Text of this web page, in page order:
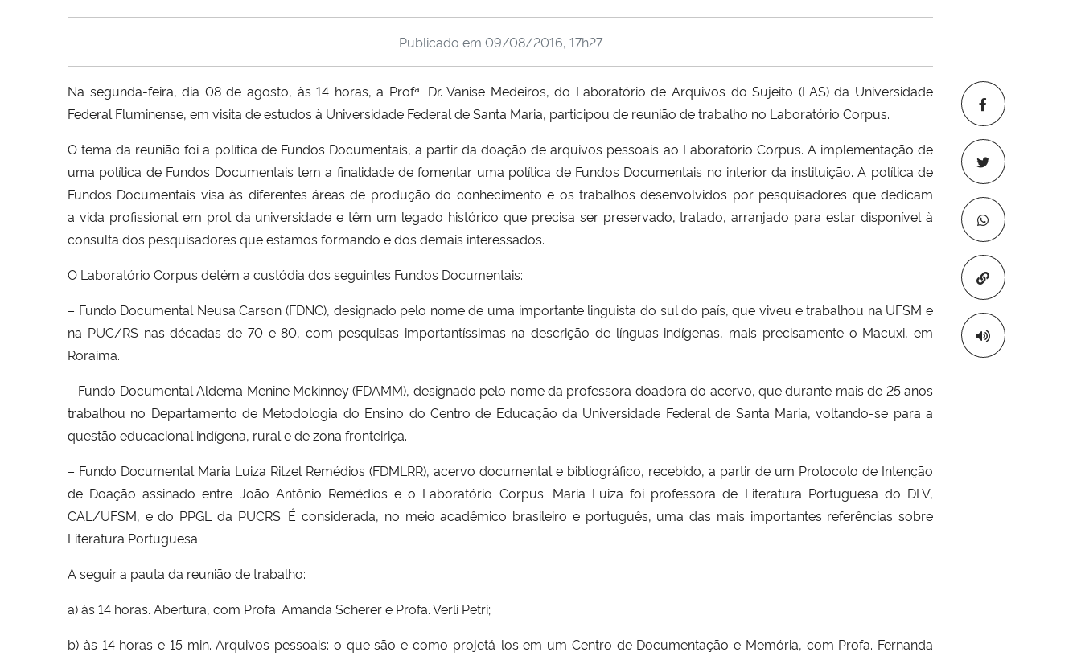
Copiar para
Publicado em 09/08/2016, 17h27
Na segunda-feira, dia 08 de agosto, às 14 horas, a Profª. Dr. Vanise Medeiros, do Laboratório de Arquivos do Sujeito (LAS) da Universidade
Federal Fluminense, em visita de estudos à Universidade Federal de Santa Maria, participou de reunião de trabalho no Laboratório Corpus.
O tema da reunião foi a política de Fundos Documentais, a partir da doação de arquivos pessoais ao Laboratório Corpus. A implementação de
uma política de Fundos Documentais tem a finalidade de fomentar uma política de Fundos Documentais no interior da instituição. A política de
Fundos Documentais visa às diferentes áreas de produção do conhecimento e os trabalhos desenvolvidos por pesquisadores que dedicam
a vida profissional em prol da universidade e têm um legado histórico que precisa ser preservado, tratado, arranjado para estar disponível à
consulta dos pesquisadores que estamos formando e dos demais interessados.
O Laboratório Corpus detém a custódia dos seguintes Fundos Documentais:
– Fundo Documental Neusa Carson (FDNC), designado pelo nome de uma importante linguista do sul do país, que viveu e trabalhou na UFSM e
na PUC/RS nas décadas de 70 e 80, com pesquisas importantíssimas na descrição de línguas indígenas, mais precisamente o Macuxi, em
Roraima.
– Fundo Documental Aldema Menine Mckinney (FDAMM), designado pelo nome da professora doadora do acervo, que durante mais de 25 anos
trabalhou no Departamento de Metodologia do Ensino do Centro de Educação da Universidade Federal de Santa Maria, voltando-se para a
questão educacional indígena, rural e de zona fronteiriça.
– Fundo Documental Maria Luiza Ritzel Remédios (FDMLRR), acervo documental e bibliográfico, recebido, a partir de um Protocolo de Intenção
de Doação assinado entre João Antônio Remédios e o Laboratório Corpus. Maria Luiza foi professora de Literatura Portuguesa do DLV,
CAL/UFSM, e do PPGL da PUCRS. É considerada, no meio acadêmico brasileiro e português, uma das mais importantes referências sobre
Literatura Portuguesa.
A seguir a pauta da reunião de trabalho:
a) às 14 horas. Abertura, com Profa. Amanda Scherer e Profa. Verli Petri;
b) às 14 horas e 15 min. Arquivos pessoais: o que são e como projetá-los em um Centro de Documentação e Memória, com Profa. Fernanda